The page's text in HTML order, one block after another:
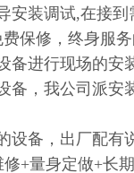
安装调试,在接
保修，终身服务
备进行现场的安
备，我公司派
设备，出厂配有
+量身定做+长